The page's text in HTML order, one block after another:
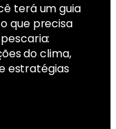
terá um guia
que precisa
do clima,
estratégias